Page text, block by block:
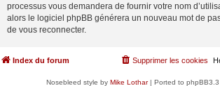
processus vous demandera de fournir votre nom
alors le logiciel phpBB générera un nouveau mot de
de vous reconnecter.
Index du forum Supprimer les cookies
Nosebleed style by Mike Lothar| Ported to phpBB3.3